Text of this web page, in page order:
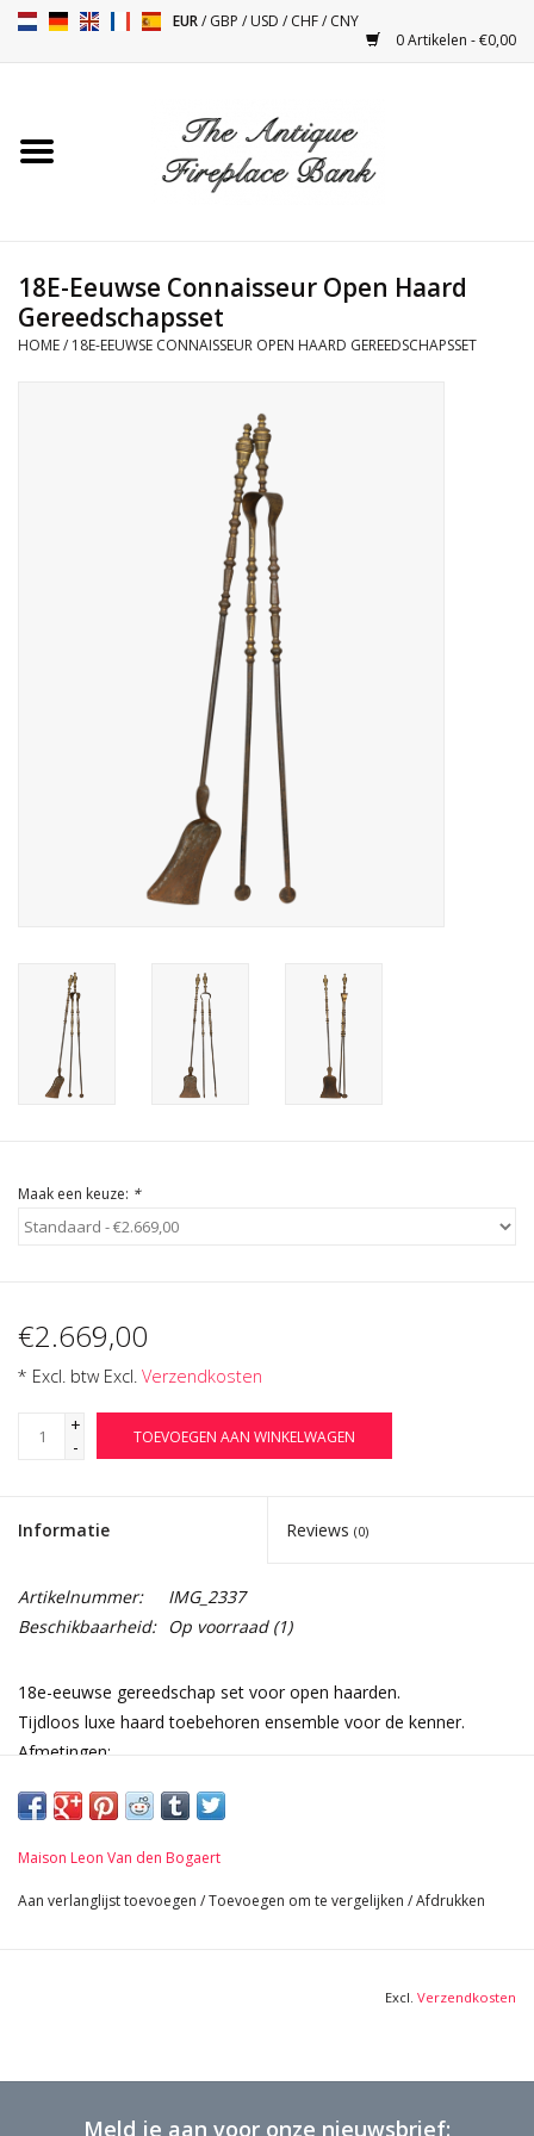
EUR/GBP /USD /CHF/CNY
0 Artikelen - €0,00
Toebehoren
Kacheltjes
Vloeren - Steen, Terra Cotta
Antieke Marmers
AI-Ready Database
Cadeau Bonnen
18E-Eeuwse Connaisseur Open Haard
Gereedschapsset
HOME/ 18E-EEUWSE CONNAISSEUR OPEN HAARD GEREEDSCHAPSSET
Maak een keuze: *
€2.669,00
* Excl. btw Excl. Verzendkosten
+
-
TOEVOEGEN AAN WINKELWAGEN
Informatie Reviews (0)
Artikelnummer:
IMG_2337
Beschikbaarheid: Op voorraad(1)
18e-eeuwse gereedschap set voor open haarden.
Tijdloos luxe haard toebehoren ensemble voor de kenner.
Afmetingen:
1,95 Kg
Maison Leon Van den Bogaert
Aan verlanglijst toevoegen /Toevoegen om te vergelijken /Afdrukken
Excl. Verzendkosten
Meld je aan voor onze nieuwsbrief: